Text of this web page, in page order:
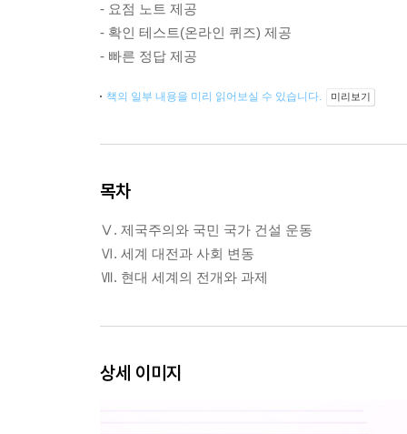
- 요점 노트 제공
- 확인 테스트(온라인 퀴즈) 제공
- 빠른 정답 제공
책의 일부 내용을 미리 읽어보실 수 있습니다. 미리보기
목차
Ⅴ. 제국주의와 국민 국가 건설 운동
Ⅵ. 세계 대전과 사회 변동
Ⅶ. 현대 세계의 전개와 과제
상세 이미지